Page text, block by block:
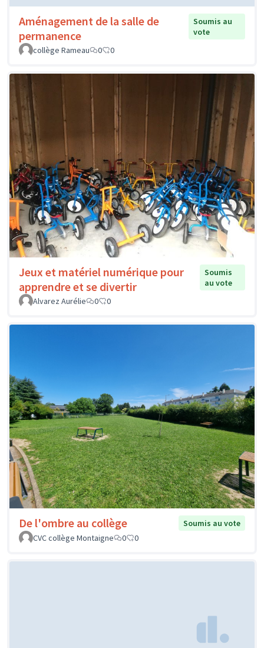
Aménagement de la salle de
permanence
Soumis au
vote
collège Rameau
0 0
Jeux et matériel numérique pour
apprendre et se divertir
Soumis
au vote
Alvarez Aurélie
0 0
De l'ombre au collège
Soumis au vote
CVC collège Montaigne
0 0